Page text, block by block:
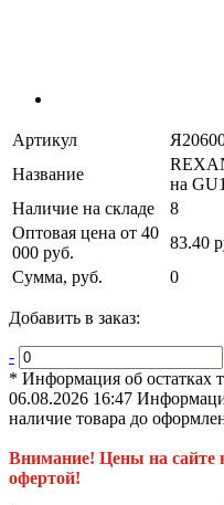
Артикул
Название
на
Наличие на складе
8
Оптовая цена от 40
000 руб.
83.40
Сумма, руб.
0
Добавить в заказ:
-
* Информация об остатках
06.08.2026 16:47
наличие товара до
Внимание! Цены на сайте
офертой!